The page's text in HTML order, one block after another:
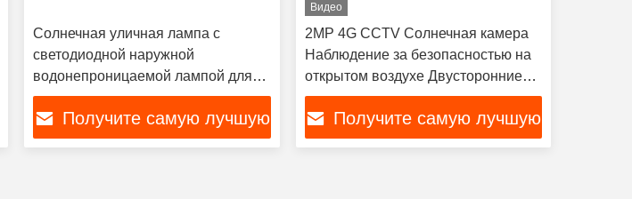
Солнечная уличная лампа с
светодиодной наружной
водонепроницаемой лампой для
домашнего сада
Получите самую лучшую
Видео
2MP 4G CCTV Солнечная камера
Наблюдение за безопасностью на
открытом воздухе Двусторонние
аудио солнечные панели
Получите самую лучшую